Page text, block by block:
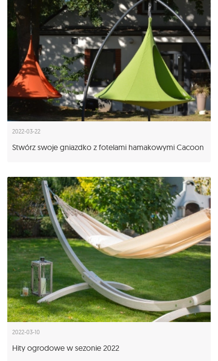
2022-03-22
Stwórz swoje gniazdko z fotelami hamakowymi Cacoon
2022-03-10
Hity ogrodowe w sezonie 2022